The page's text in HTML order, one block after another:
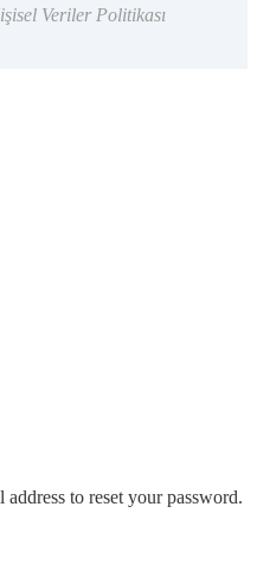
Veriler Politikası
address to reset your password.